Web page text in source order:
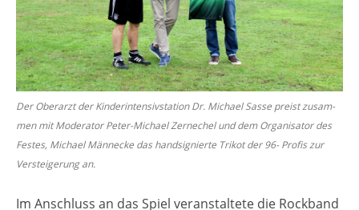
Der Ober­arzt der Kin­der­in­ten­siv­sta­ti­on Dr. Mi­cha­el Sasse preist zu­sam­
men mit Mo­de­ra­tor Peter-Mi­cha­el Zerne­chel und dem Or­ga­ni­sa­tor des
Fes­tes, Mi­cha­el Män­necke das hand­si­gnier­te Tri­kot der 96- Pro­fis zur
Ver­stei­ge­rung an.
Im An­schluss an das Spiel ver­an­stal­te­te die Rock­band